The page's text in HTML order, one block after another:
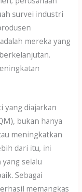
survei industri
mereka yang
yang diajarkan
bukan hanya
meningkatkan
dari itu, ini
selalu
Sebagai
memangkas